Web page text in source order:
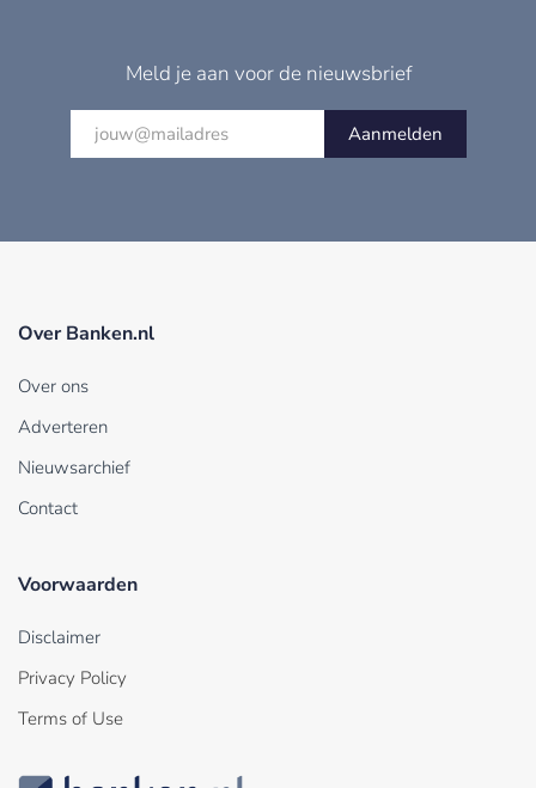
Meld je aan voor de nieuwsbrief
Aanmelden
Over Banken.nl
Over ons
Adverteren
Nieuwsarchief
Contact
Voorwaarden
Disclaimer
Privacy Policy
Terms of Use